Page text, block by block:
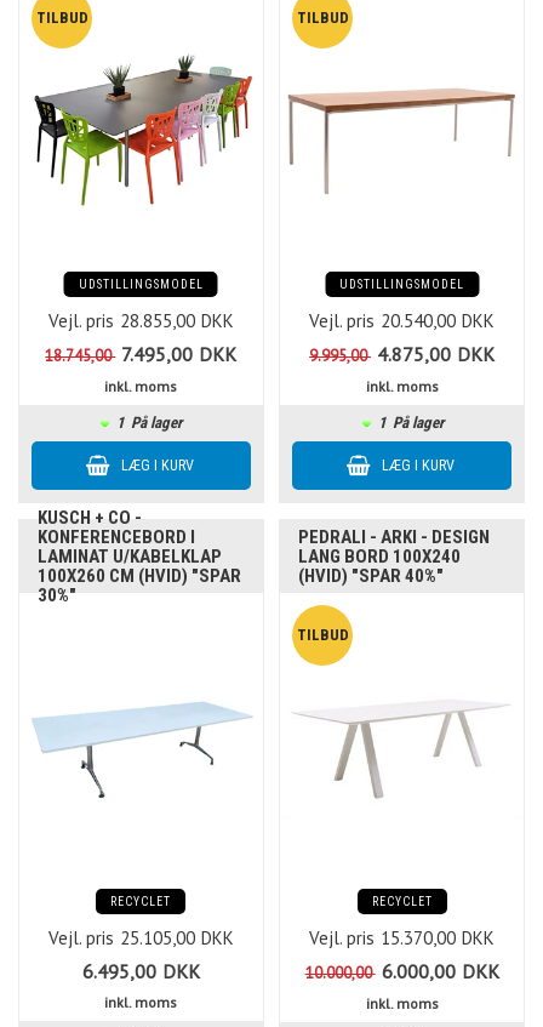
UDSTILLINGSMODEL
Vejl. pris 28.855,00 DKK
18.745,00 7.495,00 DKK
inkl. moms
1 På lager
UDSTILLINGSMODEL
Vejl. pris 20.540,00 DKK
9.995,00 4.875,00 DKK
inkl. moms
1 På lager
KUSCH + CO -
KONFERENCEBORD I
LAMINAT U/KABELKLAP
100X260 CM (HVID) "SPAR
30%"
RECYCLET
Vejl. pris 25.105,00 DKK
6.495,00 DKK
inkl. moms
PEDRALI - ARKI - DESIGN
LANG BORD 100X240
(HVID) "SPAR 40%"
RECYCLET
Vejl. pris 15.370,00 DKK
10.000,00 6.000,00 DKK
inkl. moms